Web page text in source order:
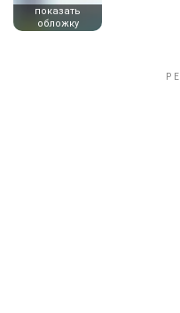
показать
обложку